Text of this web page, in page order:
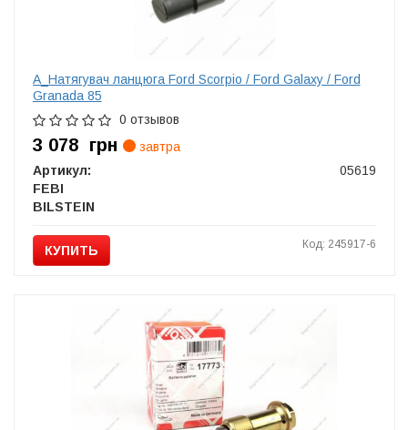
А_Натягувач ланцюга Ford Scorpio / Ford Galaxy / Ford
Granada 85
0 отзывов
3 078 грн
завтра
Артикул:
05619
FEBI
BILSTEIN
КУПИТЬ Код: 245917-6